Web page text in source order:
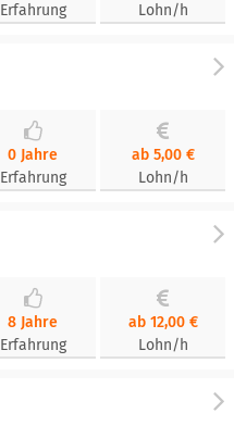
Erfahrung
Lohn/h
0 Jahre
Erfahrung
ab 5,00 €
Lohn/h
8 Jahre
Erfahrung
ab 12,00 €
Lohn/h